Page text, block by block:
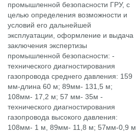
промышленной безопасности ГРУ, с
целью определения возможности и
условий его дальнейшей
эксплуатации, оформление и выдача
заключения экспертизы
промышленной безопасности: -
технического диагностирования
газопровода среднего давления: 159
мм-длина 60 м; 89мм- 131,5 м;
108мм- 17,2 м; 57 мм- 35м -
технического диагностирования
газопровода высокого давления:
108мм- 1 м, 89мм- 11,8 м; 57мм-0,9 м.